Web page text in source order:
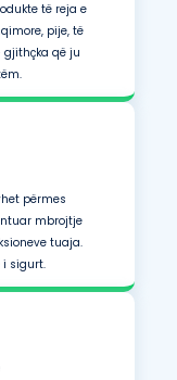
të reja e
pije, të
gjithçka që ju
përmes
mbrojtje
tuaja.
i sigurt.